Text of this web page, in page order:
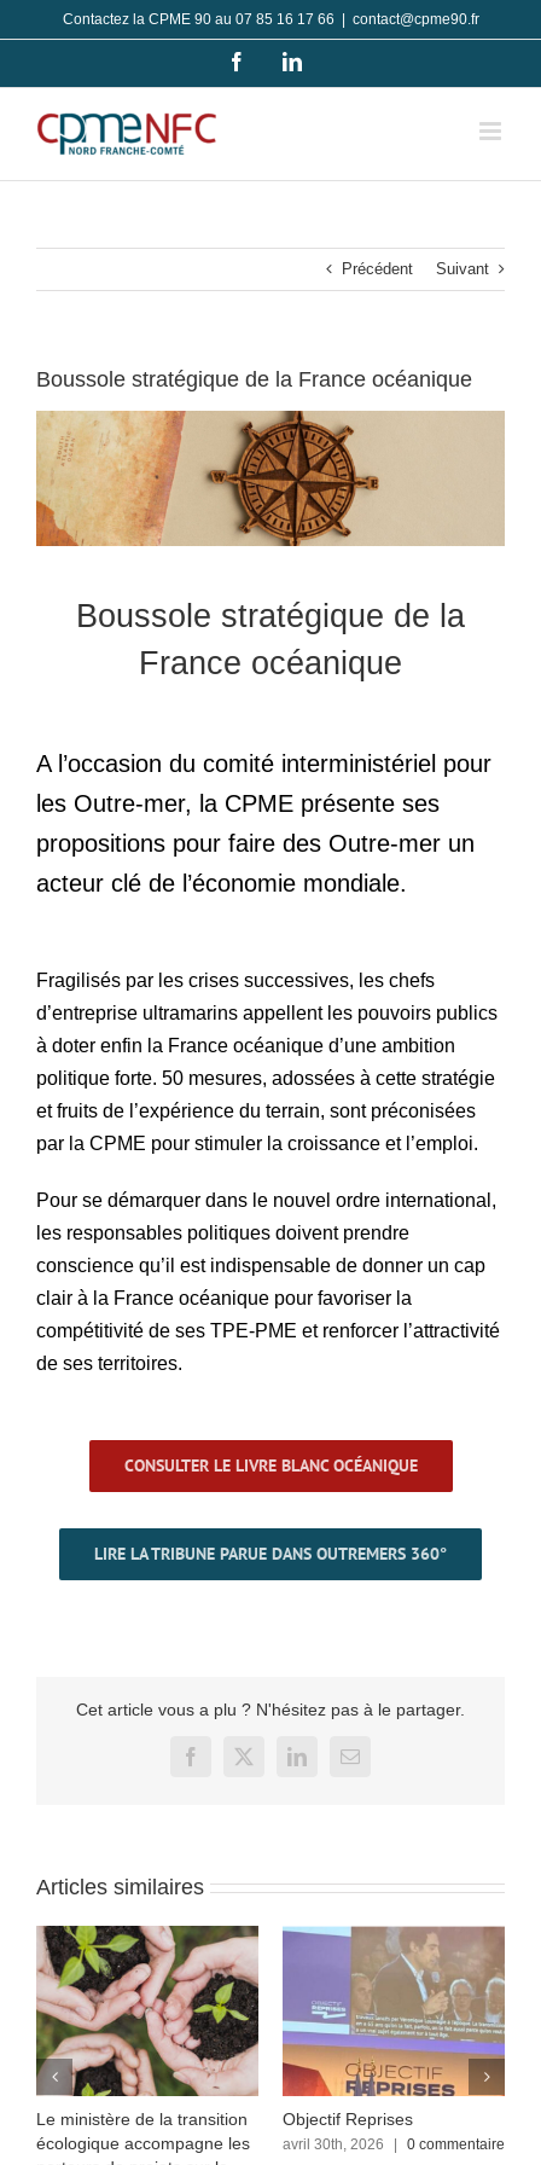
au
Contactez la CPME 90 au 07 85 16 17 66 contact@cpme90.fr
FacebookLinkedIn
Précédent Suivant
Boussole stratégique de la France océanique
Boussole stratégique de la
France océanique
A l’occasion du comité interministériel pour
les Outre-mer, la CPME présente ses
propositions pour faire des Outre-mer un
acteur clé de l’économie mondiale.
Fragilisés par les crises successives, les chefs
d’entreprise ultramarins appellent les pouvoirs publics
à doter enfin la France océanique d’une ambition
politique forte. 50 mesures, adossées à cette stratégie
et fruits de l’expérience du terrain, sont préconisées
par la CPME pour stimuler la croissance et l’emploi.
Pour se démarquer dans le nouvel ordre international,
les responsables politiques doivent prendre
conscience qu’il est indispensable de donner un cap
clair à la France océanique pour favoriser la
compétitivité de ses TPE-PME et renforcer l’attractivité
de ses territoires.
CONSULTER LE LIVRE BLANC OCÉANIQUE
LIRE LA TRIBUNE PARUE DANS OUTREMERS 360°
Cet article vous a plu ? N'hésitez pas à le partager.
Facebook
X LinkedInEmail
Articles similaires
Le ministère de la transition
écologique accompagne les
Objectif Reprises
avril 30th, 2026 0 commentaire